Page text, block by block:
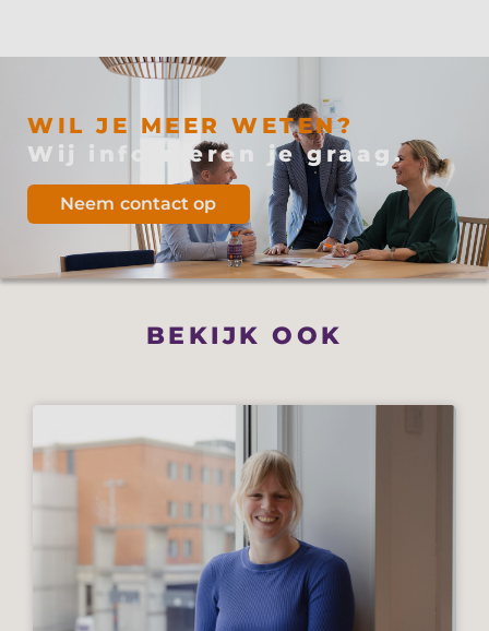
WIL JE MEER WETEN?
Wij informeren je graag.
Neem contact op
BEKIJK OOK